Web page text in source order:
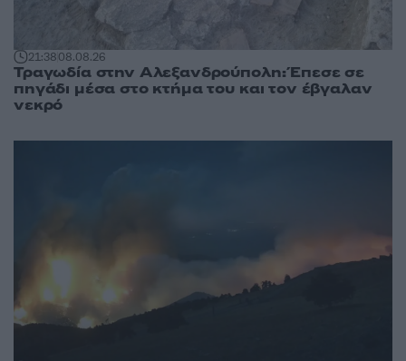
21:3808.08.26
Τραγωδία στην Αλεξανδρούπολη: Έπεσε σε
πηγάδι μέσα στο κτήμα του και τον έβγαλαν
νεκρό